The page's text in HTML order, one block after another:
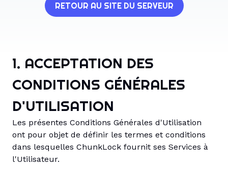
RETOUR AU SITE DU SERVEUR
1. ACCEPTATION DES
CONDITIONS GÉNÉRALES
D'UTILISATION
Les présentes Conditions Générales d'Utilisation
ont pour objet de définir les termes et conditions
dans lesquelles ChunkLock fournit ses Services à
l'Utilisateur.